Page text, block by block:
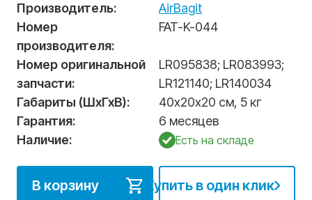
Производитель:
AirBagit
Номер
производителя:
FAT-K-044
Номер оригинальной
запчасти:
LR095838; LR083993;
LR121140; LR140034
Габариты (ШхГхВ):
40х20х20 см, 5 кг
Гарантия:
6 месяцев
Наличие:
Есть на складе
В корзину Купить в один клик